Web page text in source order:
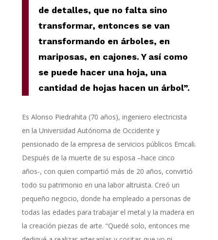
de detalles, que no falta sino
transformar, entonces se van
transformando en árboles, en
mariposas, en cajones. Y así como
se puede hacer una hoja, una
cantidad de hojas hacen un árbol”.
Es Alonso Piedrahita (70 años), ingeniero electricista
en la Universidad Autónoma de Occidente y
pensionado de la empresa de servicios públicos Emcali.
Después de la muerte de su esposa –hace cinco
años-, con quien compartió más de 20 años, convirtió
todo su patrimonio en una labor altruista. Creó un
pequeño negocio, donde ha empleado a personas de
todas las edades para trabajar el metal y la madera en
la creación piezas de arte. “Quedé solo, entonces me